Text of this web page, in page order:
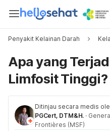
Penyakit Kelainan Darah
Apa yang
Limfosit Tinggi?
Ditinjau secara medis
PGCert, DTM&H. ·
Frontières (MSF)